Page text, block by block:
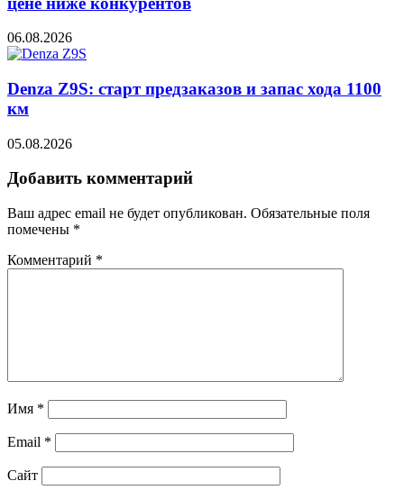
06.08.2026
Denza Z9S: старт предзаказов и запас хода 1100
км
05.08.2026
Добавить комментарий
Ваш адрес email не будет опубликован. Обязательные поля
помечены *
Комментарий *
Имя *
Email *
Сайт